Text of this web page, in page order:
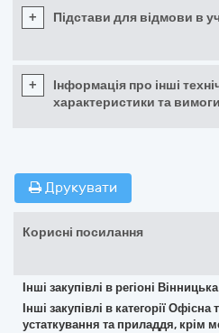
+ Підстави для відмови в
+
Інформація про інші
характеристики та
Друкувати
Корисні посилання
Інші закупівлі в регіоні
Інші закупівлі в категорії
устаткування та приладдя, крім